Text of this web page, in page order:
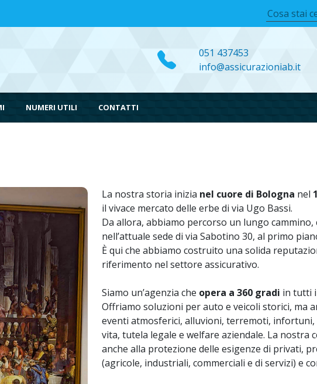
051 437453
info@assicurazioniab.it
NUMERI UTILI CONTATTI
La nostra storia inizia nel cuore di Bologna nel
il vivace mercato delle erbe di via Ugo Bassi.
Da allora, abbiamo percorso un lungo cammino,
nell’attuale sede di via Sabotino 30, al primo
È qui che abbiamo costruito una solida
riferimento nel settore assicurativo.
Siamo un’agenzia che opera a 360 gradi in tutti
Offriamo soluzioni per auto e veicoli storici, ma
eventi atmosferici, alluvioni, terremoti, infortuni,
vita, tutela legale e welfare aziendale. La nostra
anche alla protezione delle esigenze di privati,
(agricole, industriali, commerciali e di servizi) e